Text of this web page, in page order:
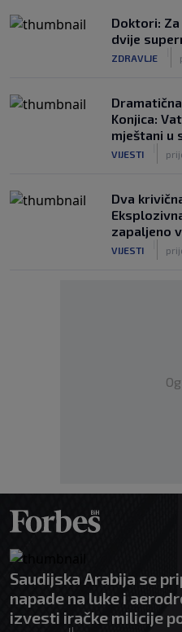
Doktori:
dvije
ZDRAVLJE
Konjica:
mještani u
VIJESTI
Dva
zapaljeno
VIJESTI
Saudijska Arabija se
napade na luke i
izvesti iračke milicije